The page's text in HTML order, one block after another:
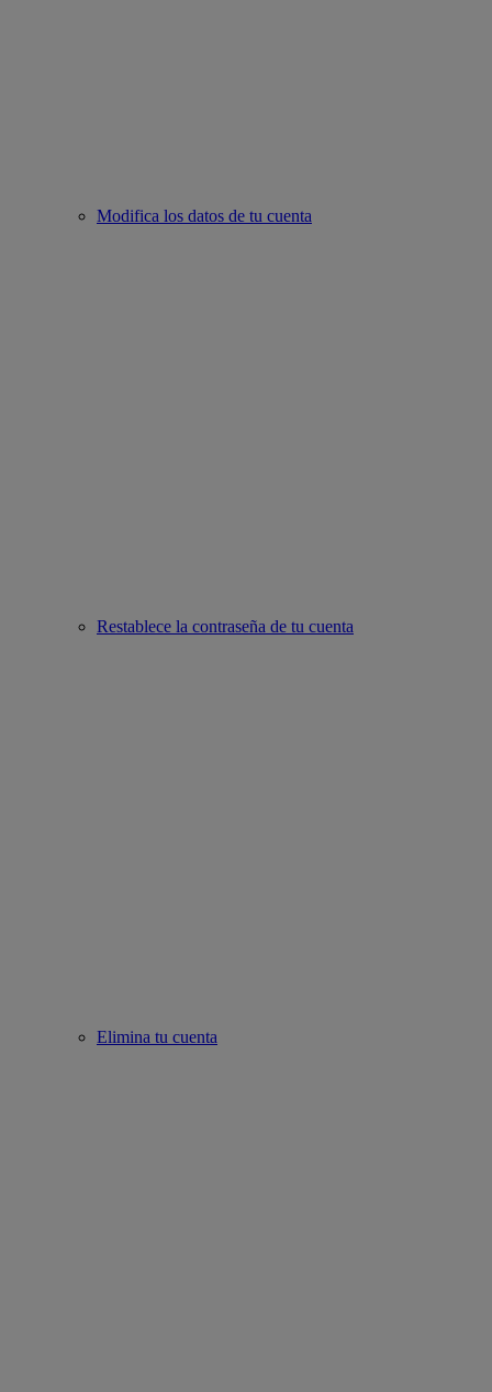
Modifica los datos de tu cuenta
Restablece la contraseña de tu cuenta
Elimina tu cuenta